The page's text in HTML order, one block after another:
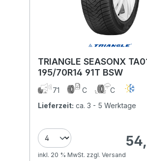
TRIANGLE SEASONX
195/70R14 91T BSW
71 C
C
Lieferzeit: ca. 3 - 5 Werktage
inkl. 20 % MwSt. zzgl. Versand